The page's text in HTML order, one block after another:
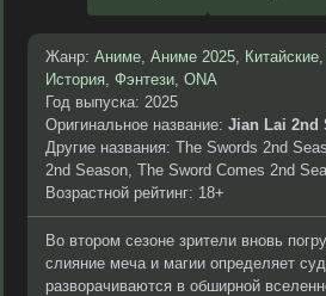
Жанр: Аниме, Аниме 2025, Китайские,
История, Фэнтези, ONA
Год выпуска: 2025
Оригинальное название: Jian Lai 2nd
Другие названия: The Swords 2nd
2nd Season, The Sword Comes 2nd
Возрастной рейтинг: 18+
Во втором сезоне зрители вновь
слияние меча и магии определяет
разворачиваются в обширной